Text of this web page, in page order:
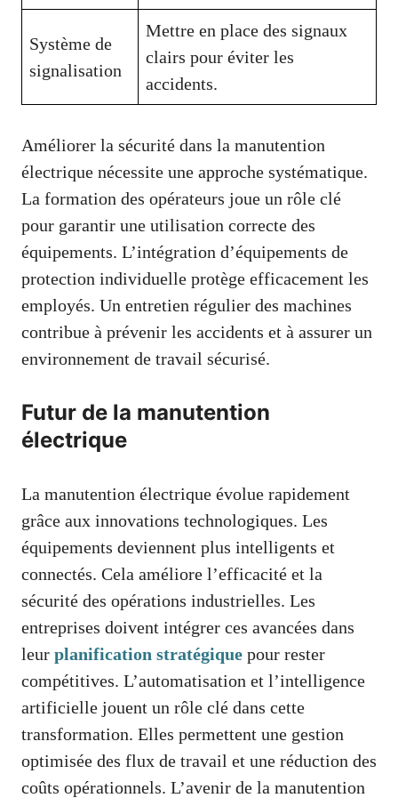
Système de
signalisation
Mettre en place des signaux
clairs pour éviter les
accidents.
Améliorer la sécurité dans la manutention
électrique nécessite une approche systématique.
La formation des opérateurs joue un rôle clé
pour garantir une utilisation correcte des
équipements. L’intégration d’équipements de
protection individuelle protège efficacement les
employés. Un entretien régulier des machines
contribue à prévenir les accidents et à assurer un
environnement de travail sécurisé.
Futur de la manutention
électrique
La manutention électrique évolue rapidement
grâce aux innovations technologiques. Les
équipements deviennent plus intelligents et
connectés. Cela améliore l’efficacité et la
sécurité des opérations industrielles. Les
entreprises doivent intégrer ces avancées dans
leur planification stratégique pour rester
compétitives. L’automatisation et l’intelligence
artificielle jouent un rôle clé dans cette
transformation. Elles permettent une gestion
optimisée des flux de travail et une réduction des
coûts opérationnels. L’avenir de la manutention